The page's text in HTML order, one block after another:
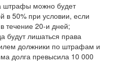
штрафы можно будет
в 50% при условии, если
течение 20-и дней;
будут лишаться права
должники по штрафам и
долга превысила 10 000